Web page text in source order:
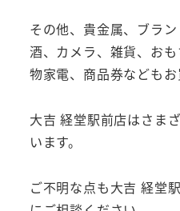
その他、貴金属、ブラ
酒、カメラ、雑貨、お
物家電、商品券などもお
大吉 経堂駅前店はさま
います。
ご不明な点も大吉 経堂